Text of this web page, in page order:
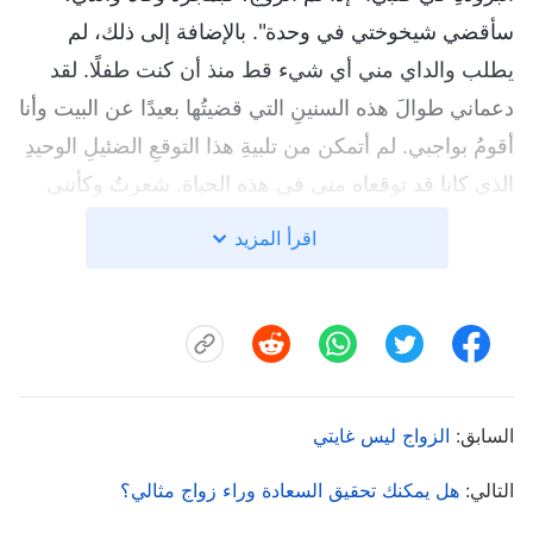
سأقضي شيخوختي في وحدة". بالإضافة إلى ذلك، لم
يطلب والداي مني أي شيء قط منذ أن كنت طفلًا. لقد
دعماني طوالَ هذه السنينِ التي قضيتُها بعيدًا عن البيت وأنا
أقومُ بواجبي. لم أتمكن من تلبيةِ هذا التوقعِ الضئيلِ الوحيدِ
الذي كانا قد توقعاه مني في هذه الحياة. شعرتُ وكأنني
خذلتُ والديَّ. لكن بعد ذلك خطرت لي فكرةٌ أخرى: "إذا
القيام بواجبي. هذا هو حال أحد الإخوة، الذي أجبرته الحياة
بالمجيءِ إلى بيتِ اللهِ لكي أقومَ بواجبي، وعلى مر هذه
السنوات، نلت الكثير من الله. إذا لم أقم بواجبي، وذهبت
اقرأ المزيد
السابق: الزواج ليس غايتي
التالي: هل يمكنك تحقيق السعادة وراء زواج مثالي؟